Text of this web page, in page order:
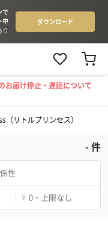
お届け停止・遅延について
リトルプリンセス）
-件
性
¥ 0 ~ 上限なし